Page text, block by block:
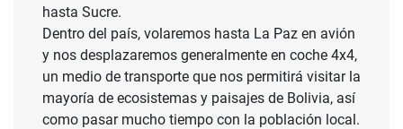
hasta Sucre.
Dentro del país, volaremos hasta La Paz en avión
y nos desplazaremos generalmente en coche 4x4,
un medio de transporte que nos permitirá visitar la
mayoría de ecosistemas y paisajes de Bolivia, así
como pasar mucho tiempo con la población local.